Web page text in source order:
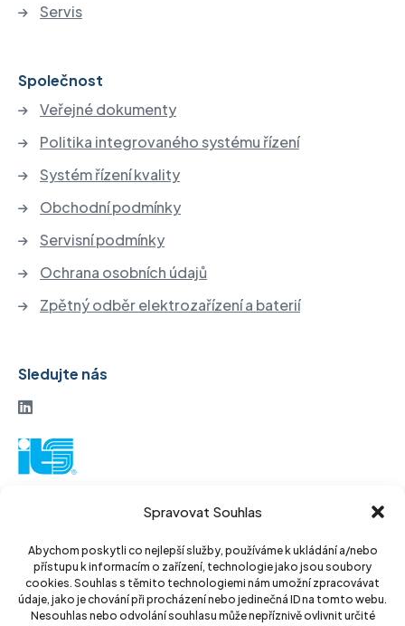
Spravovat Souhlas
Abychom poskytli co nejlepší služby, používáme k ukládání a/nebo
přístupu k informacím o zařízení, technologie jako jsou soubory
cookies. Souhlas s těmito technologiemi nám umožní zpracovávat
údaje, jako je chování při procházení nebo jedinečná ID na tomto webu.
Nesouhlas nebo odvolání souhlasu může nepříznivě ovlivnit určité
Servis
Společnost
Veřejné dokumenty
Politika integrovaného systému řízení
Systém řízení kvality
Obchodní podmínky
Servisní podmínky
Ochrana osobních údajů
Zpětný odběr elektrozařízení a baterií
Sledujte nás
130 52 Praha3
Czech Republic
IČ: 14889811